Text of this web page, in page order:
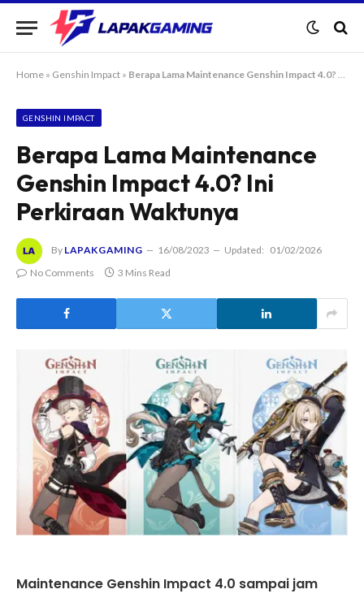
Home » Genshin Impact » Berapa Lama Maintenance Genshin Impact 4.0? Ini Perkiraan Waktunya
GENSHIN IMPACT
Berapa Lama Maintenance
Genshin Impact 4.0? Ini
Perkiraan Waktunya
By LAPAKGAMING 16/08/2023 Updated: 01/02/2026
No Comments
3 Mins Read
Maintenance Genshin Impact 4.0 sampai jam